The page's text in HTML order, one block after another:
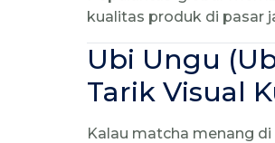
kualitas produk di pasar
Ubi Ungu
Tarik Visual
Kalau matcha menang